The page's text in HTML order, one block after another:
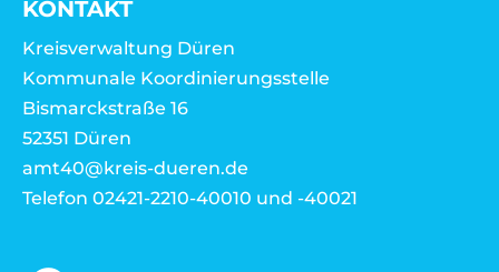
KONTAKT
Kreisverwaltung Düren
Kommunale Koordinierungsstelle
Bismarckstraße 16
52351 Düren
amt40@kreis-dueren.de
Telefon 02421-2210-40010 und -40021